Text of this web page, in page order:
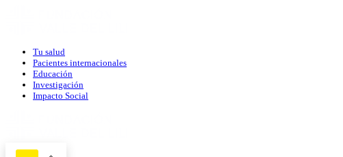
Tu salud
Pacientes internacionales
Educación
Investigación
Impacto Social